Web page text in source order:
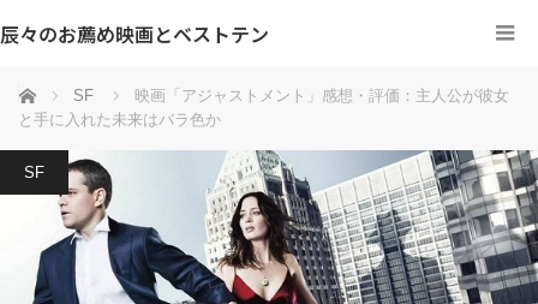
辰々のお薦め映画とベストテン
ホーム SF
映画「アジャストメント」感想・評価：主人公が彼女
と手に入れた未来はバラ色か
SF